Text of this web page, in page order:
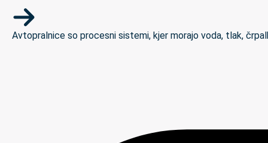
Avtopralnice so procesni sistemi, kjer morajo voda, tlak,